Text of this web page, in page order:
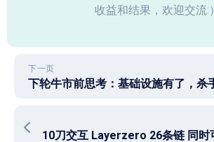
收益和结果，欢迎交流:）
下一页